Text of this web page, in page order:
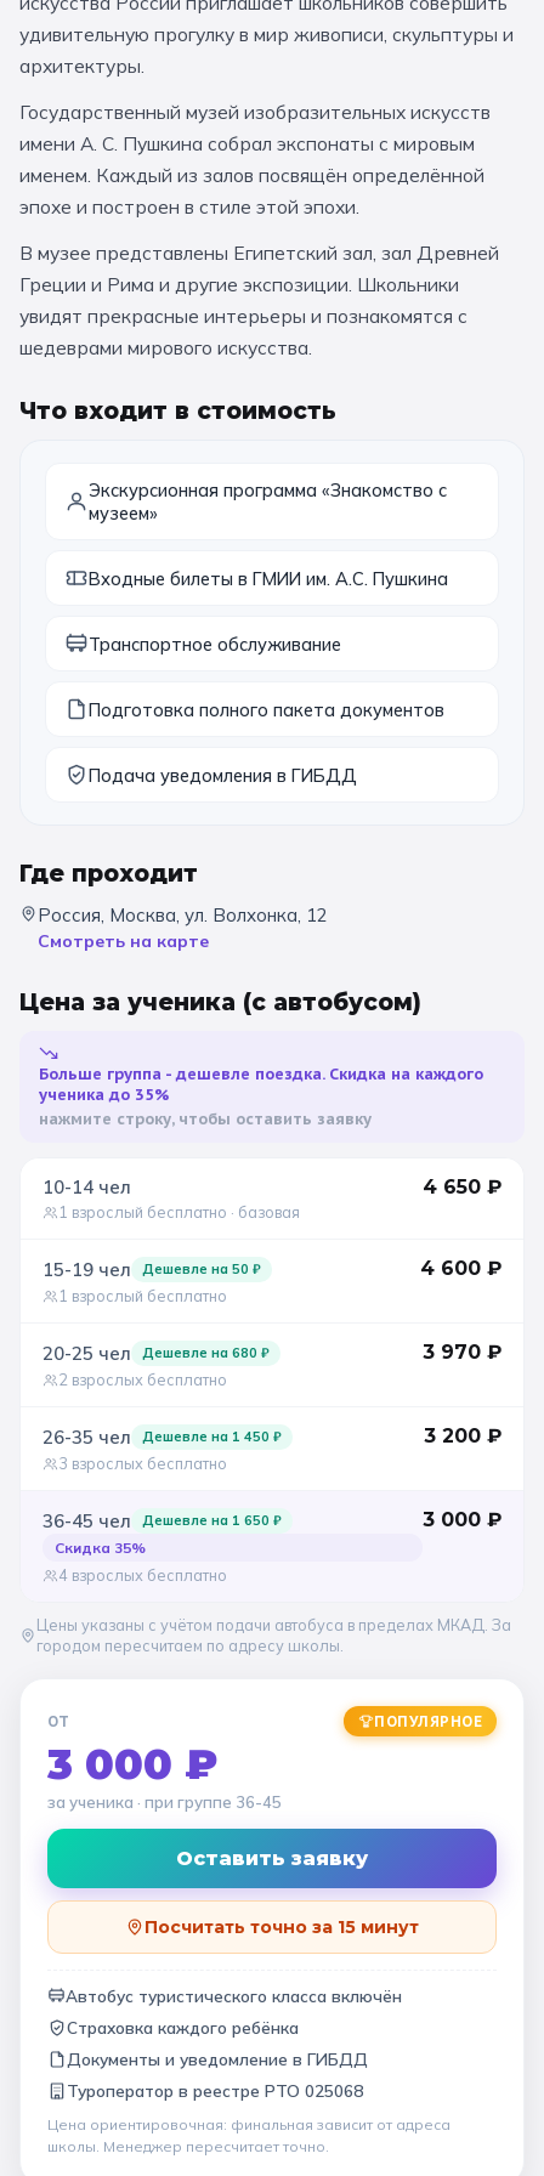
Усадьбы и заповедники
Народные промыслы Интерактивные
Квесты Мастер-классы
Все классы
7 класс 8 класс
11 класс
📚 ПО ПРЕДМЕТАМ
Все предметы Литература История
Все музеи Музей космонавтики
Дарвиновский музей Ещё 6
Подмосковье
Санкт-Петербург
Золотое кольцо
Рязань
удивительную прогулку в мир живописи, скульптуры и
архитектуры.
Государственный музей изобразительных искусств
имени А. С. Пушкина собрал экспонаты с мировым
именем. Каждый из залов посвящён определённой
эпохе и построен в стиле этой эпохи.
В музее представлены Египетский зал, зал Древней
Греции и Рима и другие экспозиции. Школьники
увидят прекрасные интерьеры и познакомятся с
шедеврами мирового искусства.
Что входит в стоимость
Экскурсионная программа «Знакомство с
музеем»
Входные билеты в ГМИИ им. А.С. Пушкина
Транспортное обслуживание
Подготовка полного пакета документов
Подача уведомления в ГИБДД
Где проходит
Россия, Москва, ул. Волхонка, 12
Смотреть на карте
Цена за ученика (с автобусом)
Больше группа - дешевле поездка. Скидка на каждого
ученика до 35%
нажмите строку, чтобы оставить заявку
10-14 чел
1 взрослый бесплатно · базовая
4 650 ₽
15-19 чел Дешевле на 50 ₽
1 взрослый бесплатно
4 600 ₽
20-25 чел Дешевле на 680 ₽
2 взрослых бесплатно
3 970 ₽
26-35 чел Дешевле на 1 450 ₽
3 взрослых бесплатно
3 200 ₽
36-45 чел
Скидка 35%
Дешевле на 1 650 ₽
4 взрослых бесплатно
3 000 ₽
Цены указаны с учётом подачи автобуса в пределах МКАД. За
городом пересчитаем по адресу школы.
ОТ ПОПУЛЯРНОЕ
3 000 ₽
за ученика · при группе 36-45
Оставить заявку
Посчитать точно за 15 минут
Автобус туристического класса включён
Страховка каждого ребёнка
Документы и уведомление в ГИБДД
Туроператор в реестре РТО 025068
Цена ориентировочная: финальная зависит от адреса
школы. Менеджер пересчитает точно.